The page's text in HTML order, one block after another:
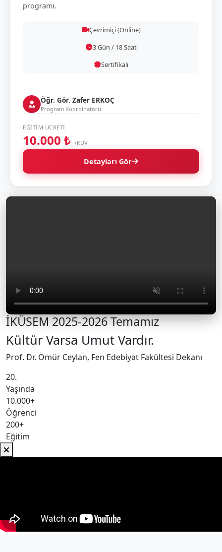
programı.
Çevrimiçi (Online)
3 Gün / 18 Saat
Sertifikalı
Öğr. Gör. Zafer ERKOÇ
Program Koordinatörü
EĞITIM ÜCRETI
10.000 ₺ +KDV
Detayları Gör
İKÜSEM 2025-2026 Temamız
Kültür Varsa Umut Vardır.
Prof. Dr. Ömür Ceylan, Fen Edebiyat Fakültesi Dekanı
20.
Yaşında
10.000+
Öğrenci
200+
Eğitim